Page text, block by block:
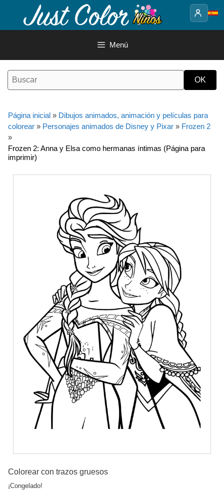
contenido
Menú
Página inicial » Dibujos animados, animación y películas para
colorear » Personajes animados de Disney y Pixar » Frozen 2
»
Frozen 2: Anna y Elsa como hermanas íntimas (Página para
imprimir)
Colorear con trazos gruesos
¡Congelado!